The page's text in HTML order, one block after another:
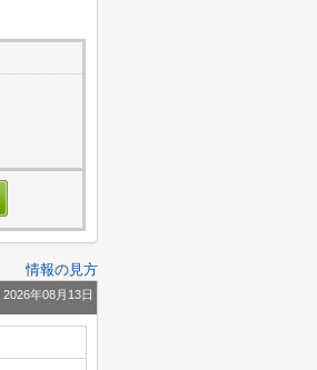
情報の見方
年08月13日